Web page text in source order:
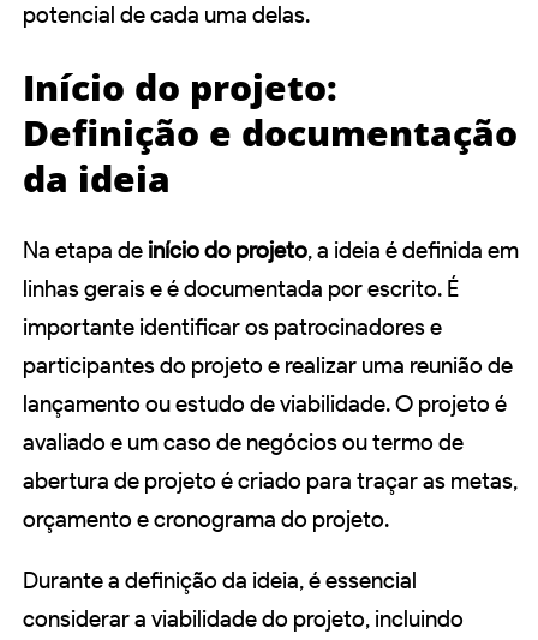
potencial de cada uma delas.
Início do projeto:
Definição e documentação
da ideia
Na etapa de início do projeto, a ideia é definida em
linhas gerais e é documentada por escrito. É
importante identificar os patrocinadores e
participantes do projeto e realizar uma reunião de
lançamento ou estudo de viabilidade. O projeto é
avaliado e um caso de negócios ou termo de
abertura de projeto é criado para traçar as metas,
orçamento e cronograma do projeto.
Durante a definição da ideia, é essencial
considerar a viabilidade do projeto, incluindo